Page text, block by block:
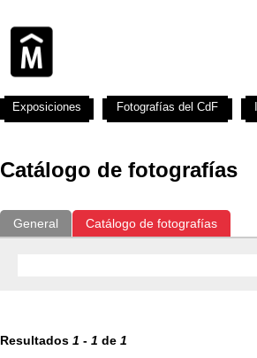
Catálogo de fotografías
General Catálogo de fotografías
Resultados 1 - 1 de 1
Exposiciones Fotografías del CdF